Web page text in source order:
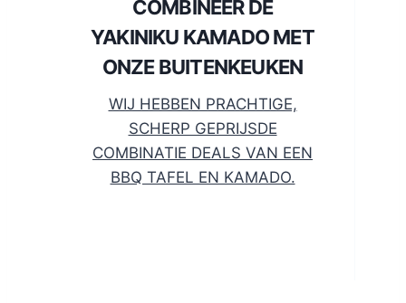
COMBINEER DE
YAKINIKU KAMADO MET
ONZE BUITENKEUKEN
WIJ HEBBEN PRACHTIGE,
SCHERP GEPRIJSDE
COMBINATIE DEALS VAN EEN
BBQ TAFEL EN KAMADO.